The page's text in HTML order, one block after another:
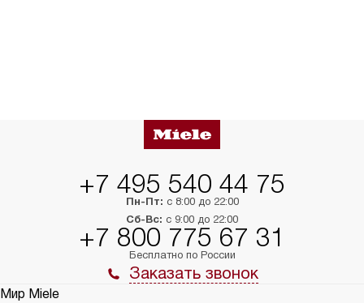
+7 495 540 44 75
Пн-Пт: с 8:00 до 22:00
Сб-Вс: с 9:00 до 22:00
+7 800 775 67 31
Бесплатно по России
Заказать звонок
Мир Miele